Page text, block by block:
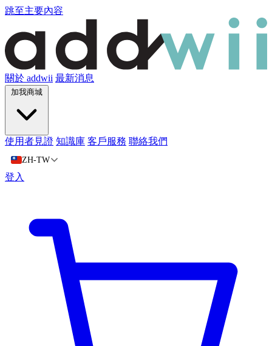
跳至主要內容
關於 addwii 最新消息
加我商城
使用者見證 知識庫 客戶服務 聯絡我們
ZH-TW
登入